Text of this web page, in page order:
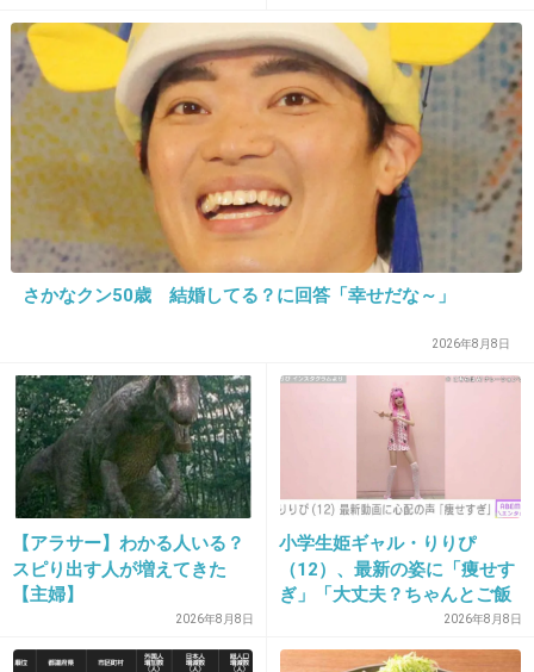
なんでもない日を大切に、周りの人を大切に、
感謝の気持ちを忘れずに、子供達に負担の少な
い未来をたくせるように日々前進全力するしか
ない。
-7
-26
31. 匿名 2013/04/04(木) 15:54:04
こういうのってテレビのニュースでやってる
の？下らない芸能ニュースはいらないから、も
っとこういうのをテレビで流して欲しい。
-9
さかなクン50歳 結婚してる？に回答「幸せだな～」
2026年8月8日
【アラサー】わかる人いる？
スピり出す人が増えてきた
【主婦】
2026年8月8日
小学生姫ギャル・りりぴ
（12）、最新の姿に「痩せす
ぎ」「大丈夫？ちゃんとご飯
食べてね」など心配の声2026年8月8日